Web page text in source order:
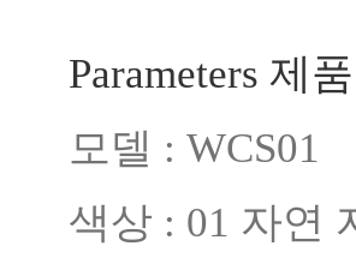
Parameters 제
모델 : WCS01
색상 : 01 자연